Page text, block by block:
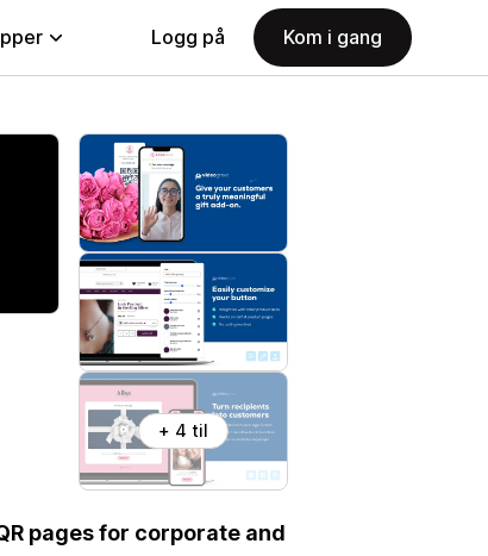
Logg på Kom i gang
+ 4 til
pages for corporate and